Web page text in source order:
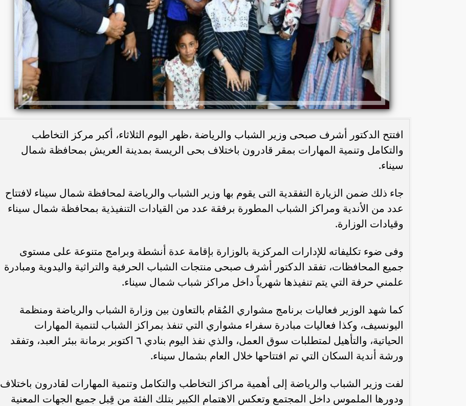
افتتح الدكتور أشرف صبحى وزير الشباب والرياضة ،ظهر اليوم الثلاثاء، أكبر مركز التخاطب
والتكامل وتنمية المهارات بمقر قادرون باختلاف بحى الريسة بمدينة العريش بمحافظة شمال
سيناء.
جاء ذلك ضمن الزيارة التفقدية التى يقوم بها وزير الشباب والرياضة لمحافظة شمال سيناء لافتتاح
عدد من الأندية ومراكز الشباب المطورة برفقة عدد من القيادات التنفيذية بمحافظة شمال سيناء
وقيادات الوزارة.
وفى ضوء تكليفاته للإدارات المركزية بالوزارة بإقامة عدة أنشطة وبرامج متنوعة على مستوى
جميع المحافظات، تفقد الدكتور أشرف صبحى منتجات الشباب الحرفية والتراثية واليدوية ومبادرة
علمني حرفة التي يتم تنفيذها شهرياً داخل مراكز شباب شمال سيناء.
كما شهد الوزير فعاليات برنامج مشواري المُقام بالتعاون بين وزارة الشباب والرياضة ومنظمة
اليونسيف، وكذا فعاليات مبادرة سفراء مشواري التي تنفذ بمراكز الشباب لتنمية المهارات
الحياتية، والتأهيل لمتطلبات سوق العمل، والذي نفذ اليوم بنادي ٦ اكتوبر برمانة ببئر العبد، وتفقد
ورشة أندية السكان التي تم افتتاحها خلال العام بشمال سيناء.
لفت وزير الشباب والرياضة إلى أهمية مراكز التخاطب والتكامل وتنمية المهارات لقادرون باختلاف
ودورها الملموس داخل المجتمع وتعكس الاهتمام الكبير بتلك الفئة من قِبل جميع الجهات المعنية